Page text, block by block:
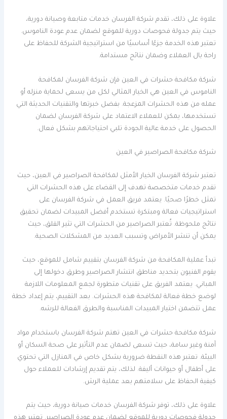
علاوة على ذلك، تقدم شركة الفرسان خدمات متابعة وصيانة دورية،
حيث يتم جدولة فحوصات دورية للموقع لضمان عدم عودة الناموس.
تعتبر هذه الخدمة جزءًا أساسيًا من استراتيجية الشركة للحفاظ على
راحة بال العملاء وضمان نتائج مستدامة.
شركة مكافحة حشرات في العين فإن شركة الفرسان لمكافحة
الناموس في العين هي الخيار المثالي لكل من يسعى لحماية منزله أو
عمله من هذه الحشرات المزعجة. بفضل خبرتها والتقنيات الحديثة التي
تستخدمها، يمكن للعملاء الاعتماد على شركة الفرسان لضمان
الحصول على خدمة عالية الجودة تلبي احتياجاتهم بشكل فعال.
شركة مكافحة الصراصير في العين
تعتبر شركة الفرسان الخيار الأمثل لمكافحة الصراصير في العين، حيث
تقدم خدمات متخصصة تهدف إلى القضاء على هذه الحشرات التي
تمثل خطرًا صحيًا. يعتمد فريق العمل في شركة الفرسان على
استراتيجيات فعالة ومبتكرة تستخدم أفضل المبيدات لضمان تحقيق
نتائج ملحوظة. تُعتبر الصراصير من الحشرات التي تثير القلق، حيث
يمكن أن تنشر الأمراض وتسبب العديد من المشكلات الصحية.
تبدأ عملية المكافحة من شركة الفرسان بتقييم شامل للموقع، حيث
يقوم الفنيون بتحديد مناطق انتشار الصراصير وطرق دخولها إلى
المباني. يعتمد الفريق على تقنيات متطورة لجمع المعلومات اللازمة
لوضع خطة فعالة لمكافحة هذه الحشرات. بعد التقييم، يتم إعداد خطة
عمل تتضمن اختيار المبيدات المناسبة والطرق الفعالة للرشه.
شركة مكافحة حشرات في العين تهتم شركة الفرسان باستخدام مواد
آمنة وغير سامة، حيث تسعى لضمان عدم التأثير على صحة السكان أو
البيئة. تعتبر هذه النقطة ضرورية بشكل خاص في المنازل التي تحتوي
على أطفال أو حيوانات أليفة. لذلك، يتم تقديم إرشادات للعملاء حول
كيفية الحفاظ على سلامتهم بعد عملية الرش.
علاوة على ذلك، توفر شركة الفرسان خدمات صيانة دورية، حيث يتم